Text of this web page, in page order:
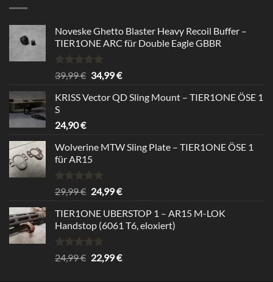
Noveske Ghetto Blaster Heavy Recoil Buffer –
TIER1ONE ARC für Double Eagle GBBR
Bewertet
mit
von 5
39,99€ Ursprünglicher
war:
34,99€Aktueller
ist:
KRISS Vector QD Sling Mount – TIER1ONE ÖSE 1
S
24,90€
Wolverine MTW Sling Plate – TIER1ONE ÖSE 1
für AR15
Bewertet
mit
von 5
29,99€ Ursprünglicher
war:
29,99 €
24,99€Aktueller
ist:
24,99 €.
TIER1ONE UBERSTOP 1 – AR15 M-LOK
Handstop (6061 T6, eloxiert)
Bewertet
mit
24,99€ Ursprünglicher
22,99€Aktueller